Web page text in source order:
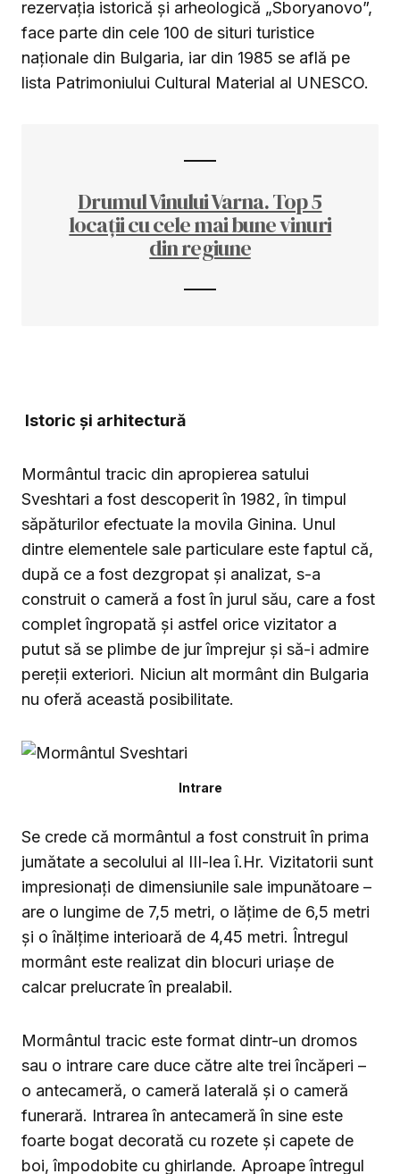
rezervația istorică și arheologică „Sboryanovo”,
face parte din cele 100 de situri turistice
naționale din Bulgaria, iar din 1985 se află pe
lista Patrimoniului Cultural Material al UNESCO.
Drumul Vinului Varna. Top 5
locații cu cele mai bune vinuri
din regiune
Istoric și arhitectură
Mormântul tracic din apropierea satului
Sveshtari a fost descoperit în 1982, în timpul
săpăturilor efectuate la movila Ginina. Unul
dintre elementele sale particulare este faptul că,
după ce a fost dezgropat și analizat, s-a
construit o cameră a fost în jurul său, care a fost
complet îngropată și astfel orice vizitator a
putut să se plimbe de jur împrejur și să-i admire
pereții exteriori. Niciun alt mormânt din Bulgaria
nu oferă această posibilitate.
Intrare
Se crede că mormântul a fost construit în prima
jumătate a secolului al III-lea î.Hr. Vizitatorii sunt
impresionați de dimensiunile sale impunătoare –
are o lungime de 7,5 metri, o lățime de 6,5 metri
și o înălțime interioară de 4,45 metri. Întregul
mormânt este realizat din blocuri uriașe de
calcar prelucrate în prealabil.
Mormântul tracic este format dintr-un dromos
sau o intrare care duce către alte trei încăperi –
o antecameră, o cameră laterală și o cameră
funerară. Intrarea în antecameră în sine este
foarte bogat decorată cu rozete și capete de
boi, împodobite cu ghirlande. Aproape întregul